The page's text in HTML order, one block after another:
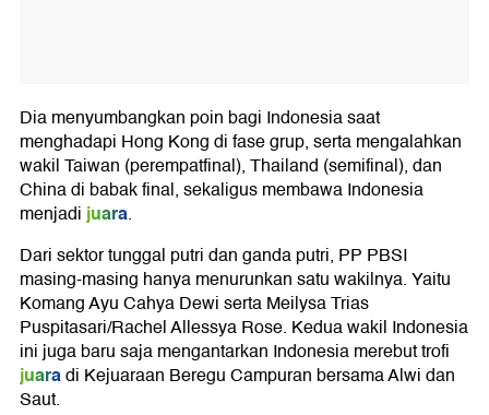
Dia menyumbangkan poin bagi Indonesia saat
menghadapi Hong Kong di fase grup, serta mengalahkan
wakil Taiwan (perempatfinal), Thailand (semifinal), dan
China di babak final, sekaligus membawa Indonesia
menjadijuara.
Dari sektor tunggal putri dan ganda putri, PP PBSI
masing-masing hanya menurunkan satu wakilnya. Yaitu
Komang Ayu Cahya Dewi serta Meilysa Trias
Puspitasari/Rachel Allessya Rose. Kedua wakil Indonesia
ini juga baru saja mengantarkan Indonesia merebut trofi
juaradi Kejuaraan Beregu Campuran bersama Alwi dan
Saut.